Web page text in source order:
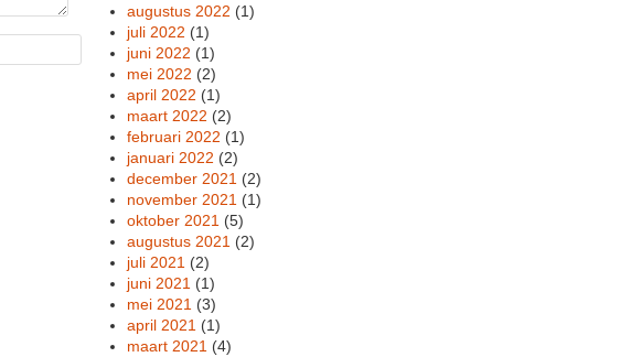
augustus 2022 (1)
juli 2022 (1)
juni 2022 (1)
mei 2022 (2)
april 2022 (1)
maart 2022 (2)
februari 2022 (1)
januari 2022 (2)
december 2021 (2)
november 2021 (1)
oktober 2021 (5)
augustus 2021 (2)
juli 2021 (2)
juni 2021 (1)
mei 2021 (3)
april 2021 (1)
maart 2021 (4)